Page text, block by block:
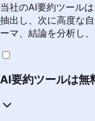
当社のAI要約ツール
抽出し、次に高度な
ーマ、結論を分析し
AI要約ツールは無